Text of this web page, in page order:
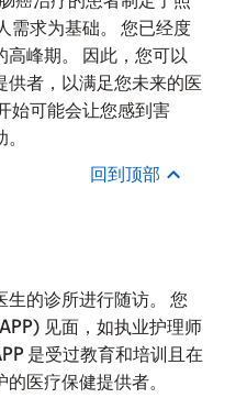
需求为基础。 您已经度
峰期。 因此，您可以
供者，以满足您未来的医
始可能会让您感到害
回到顶部
的诊所进行随访。 您
见面，如执业护理师
是受过教育和培训且在
医疗保健提供者。